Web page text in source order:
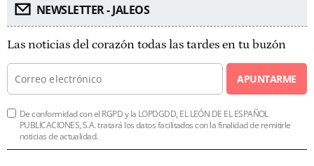
NEWSLETTER - JALEOS
Las noticias del corazón todas las tardes en tu buzón
APUNTARME
De conformidad con el RGPD y la LOPDGDD, EL LEÓN DE EL ESPAÑOL
PUBLICACIONES, S.A. tratará los datos facilitados con la finalidad de remitirle
noticias de actualidad.